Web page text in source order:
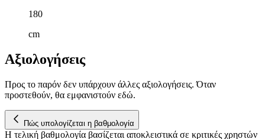
180
cm
Αξιολογήσεις
Προς το παρόν δεν υπάρχουν άλλες αξιολογήσεις. Όταν
προστεθούν, θα εμφανιστούν εδώ.
Πώς υπολογίζεται η βαθμολογία
Η τελική βαθμολογία βασίζεται αποκλειστικά σε κριτικές χρηστών